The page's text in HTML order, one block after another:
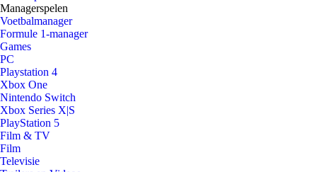
Managerspelen
Voetbalmanager
Formule 1-manager
Games
PC
Playstation 4
Xbox One
Nintendo Switch
Xbox Series X|S
PlayStation 5
Film & TV
Film
Televisie